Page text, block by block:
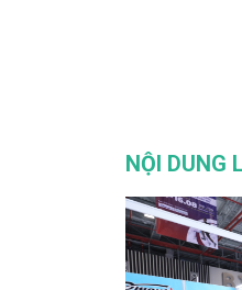
NỘI DUNG